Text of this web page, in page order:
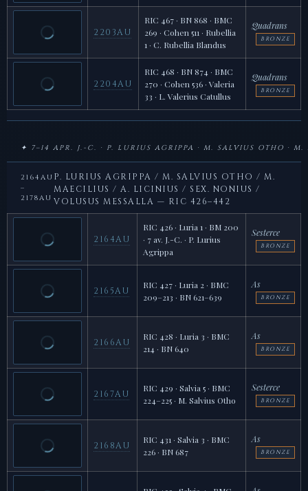
2203AU
RIC 467 · BN 868 · BMC
269 · Cohen 511 · Rubellia
1 · C. Rubellia Blandus
Quadrans
BRONZE
2204AU
RIC 468 · BN 874 · BMC
270 · Cohen 536 · Valeria
33 · L. Valerius Catullus
Quadrans
BRONZE
✦ 7–14 APR. J.-C. · P. LURIUS AGRIPPA · M. SALVIUS OTHO ·
2164AU
–
2178AU
P. LURIUS AGRIPPA / M. SALVIUS OTHO / M.
MAECILIUS / A. LICINIUS / SEX. NONIUS /
VOLUSUS MESSALLA — RIC 426–442
2164AU
RIC 426 · Luria 1 · BM 200
· 7 av. J.-C. · P. Lurius
Agrippa
Sesterce
BRONZE
2165AU
RIC 427 · Luria 2 · BMC
209–213 · BN 621–639
As
BRONZE
2166AU
RIC 428 · Luria 3 · BMC
214 · BN 640
As
BRONZE
2167AU
RIC 429 · Salvia 5 · BMC
224–225 · M. Salvius Otho
Sesterce
BRONZE
2168AU
RIC 431 · Salvia 3 · BMC
226 · BN 687
As
BRONZE